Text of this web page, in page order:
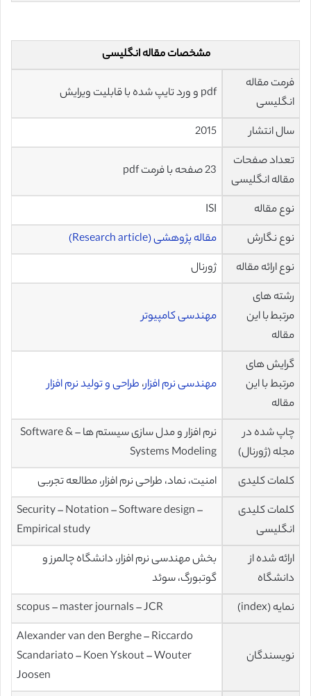
مشخصات مقاله انگلیسی
فرمت مقاله
انگلیسی
pdf و ورد تایپ شده با قابلیت ویرایش
سال انتشار
2015
تعداد صفحات
مقاله انگلیسی
23 صفحه با فرمت pdf
نوع مقاله
ISI
نوع نگارش
مقاله پژوهشی (Research article)
نوع ارائه مقاله
ژورنال
رشته های
مرتبط با این
مقاله
مهندسی کامپیوتر
گرایش های
مرتبط با این
مقاله
مهندسی نرم افزار، طراحی و تولید نرم افزار
چاپ شده در
مجله (ژورنال)
نرم افزار و مدل سازی سیستم ها – Software &
Systems Modeling
کلمات کلیدی
امنیت، نماد، طراحی نرم افزار، مطالعه تجربی
کلمات کلیدی
انگلیسی
Security – Notation – Software design –
Empirical study
ارائه شده از
دانشگاه
بخش مهندسی نرم افزار، دانشگاه چالمرز و
گوتبورگ، سوئد
نمایه (index)
scopus – master journals – JCR
نویسندگان
Alexander van den Berghe – Riccardo
Scandariato – Koen Yskout – Wouter
Joosen